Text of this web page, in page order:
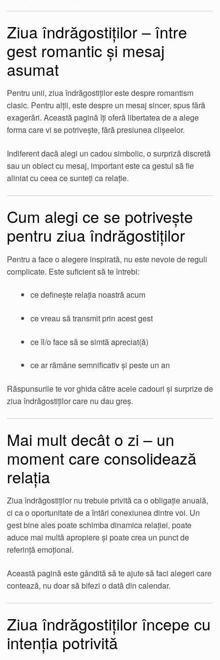
Ziua îndrăgostiților – între
gest romantic și mesaj
asumat
Pentru unii, ziua îndrăgostiților este despre romantism
clasic. Pentru alții, este despre un mesaj sincer, spus fără
exagerări. Această pagină îți oferă libertatea de a alege
forma care vi se potrivește, fără presiunea clișeelor.
Indiferent dacă alegi un cadou simbolic, o surpriză discretă
sau un obiect cu mesaj, important este ca gestul să fie
aliniat cu ceea ce sunteți ca relație.
Cum alegi ce se potrivește
pentru ziua îndrăgostiților
Pentru a face o alegere inspirată, nu este nevoie de reguli
complicate. Este suficient să te întrebi:
ce definește relația noastră acum
ce vreau să transmit prin acest gest
ce îl/o face să se simtă apreciat(ă)
ce ar rămâne semnificativ și peste un an
Răspunsurile te vor ghida către acele cadouri și surprize de
ziua îndrăgostiților care nu dau greș.
Mai mult decât o zi – un
moment care consolidează
relația
Ziua îndrăgostiților nu trebuie privită ca o obligație anuală,
ci ca o oportunitate de a întări conexiunea dintre voi. Un
gest bine ales poate schimba dinamica relației, poate
aduce mai multă apropiere și poate crea un punct de
referință emoțional.
Această pagină este gândită să te ajute să faci alegeri care
contează, nu doar să bifezi o dată din calendar.
Ziua îndrăgostiților începe cu
intenția potrivită